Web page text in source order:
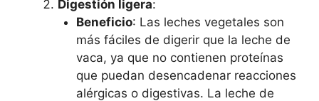
Digestión ligera:
Beneficio: Las leches vegetales son
más fáciles de digerir que la leche de
vaca, ya que no contienen proteínas
que puedan desencadenar reacciones
alérgicas o digestivas. La leche de